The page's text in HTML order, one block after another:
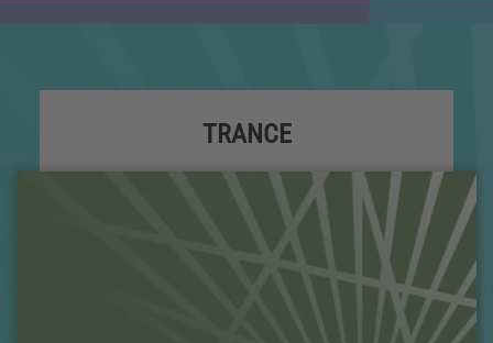
TRANCE